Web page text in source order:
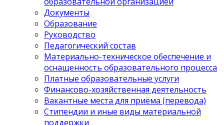
Документы
Образование
Руководство
Педагогический состав
Материально-техническое обеспечение и
оснащенность образовательного процесса
Платные образовательные услуги
Финансово-хозяйственная деятельность
Вакантные места для приёма (перевода)
Стипендии и иные виды материальной
поддержки